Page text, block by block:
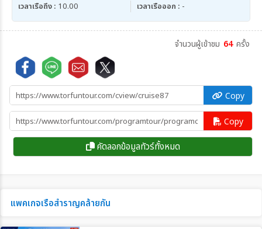
เวลาเรือถึง : 10.00 เวลาเรือออก : -
จำนวนผู้เข้าชม 64 ครั้ง
Copy
Copy
คัดลอกข้อมูลทัวร์ทั้งหมด
แพคเกจเรือสำราญคล้ายกัน